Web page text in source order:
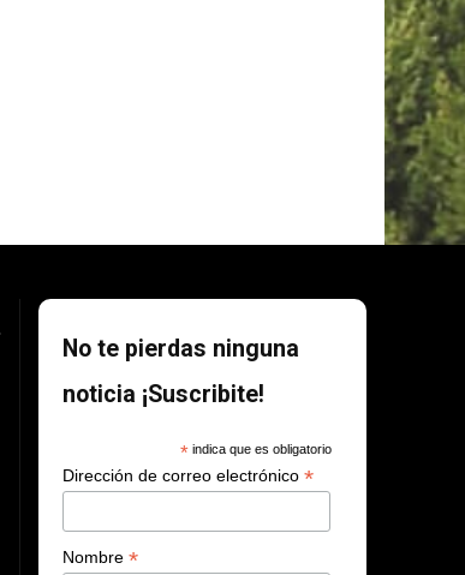
No te pierdas ninguna
noticia ¡Suscribite!
*indica que es obligatorio
Dirección de correo electrónico*
Nombre*